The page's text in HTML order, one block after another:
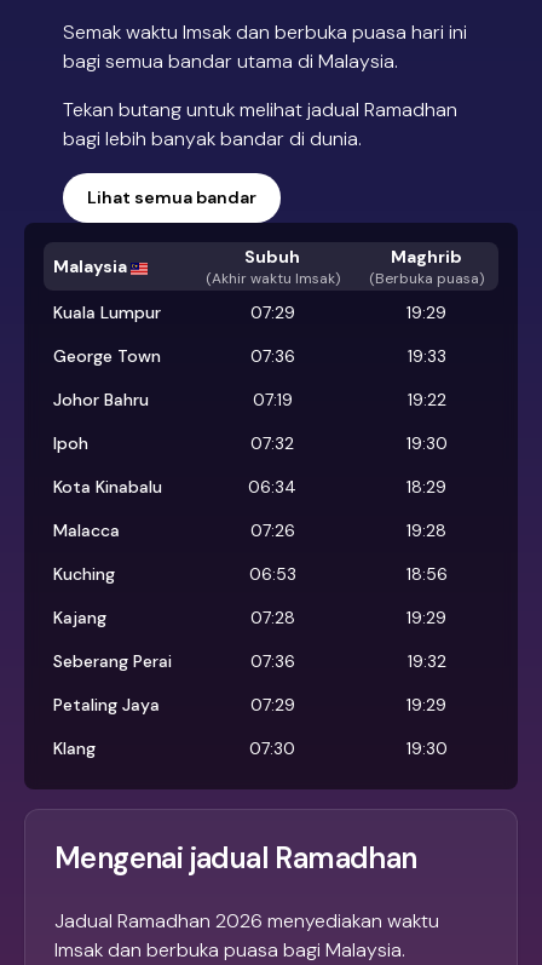
Semak waktu Imsak dan berbuka puasa hari ini
bagi semua bandar utama di Malaysia.
Tekan butang untuk melihat jadual Ramadhan
bagi lebih banyak bandar di dunia.
Lihat semua bandar
Malaysia Subuh
(Akhir waktu Imsak)
Maghrib
(Berbuka puasa)
Kuala Lumpur 07:29
19:29
George Town
07:36
19:33
Johor Bahru
07:19
19:22
Ipoh
07:32
19:30
Kota Kinabalu
06:34
18:29
Malacca
07:26
19:28
Kuching
06:53
18:56
Kajang
07:28
19:29
Seberang Perai
07:36
19:32
Petaling Jaya
07:29
19:29
Klang
07:30 19:30
Mengenai jadual Ramadhan
Jadual Ramadhan 2026 menyediakan waktu
Imsak dan berbuka puasa bagi Malaysia.